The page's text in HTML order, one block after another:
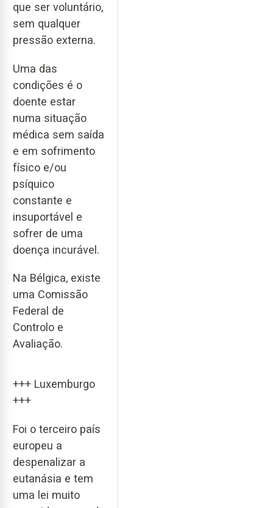
que ser voluntário,
sem qualquer
pressão externa.
Uma das
condições é o
doente estar
numa situação
médica sem saída
e em sofrimento
físico e/ou
psíquico
constante e
insuportável e
sofrer de uma
doença incurável.
Na Bélgica, existe
uma Comissão
Federal de
Controlo e
Avaliação.
+++ Luxemburgo
+++
Foi o terceiro país
europeu a
despenalizar a
eutanásia e tem
uma lei muito